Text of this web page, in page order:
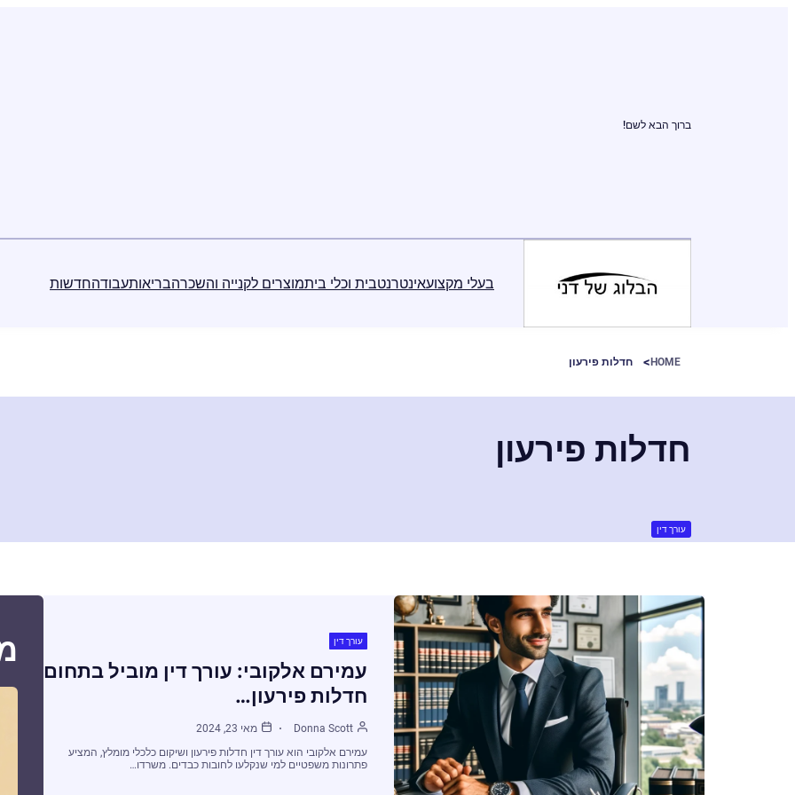
ברוך הבא לשם!
בעלי מקצועאינטרנטבית וכלי ביתמוצרים לקנייה והשכרהבריאותעבודהחדשות
HOME חדלות פירעון
חדלות פירעון
עורך דין
עורך דין
עמירם אלקובי: עורך דין מוביל בתחום
חדלות פירעון…
Donna Scott
מאי 23, 2024
עמירם אלקובי הוא עורך דין חדלות פירעון ושיקום כלכלי מומלץ, המציע
פתרונות משפטיים למי שנקלעו לחובות כבדים. משרדו…